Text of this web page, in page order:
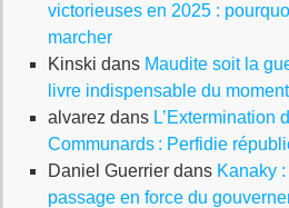
victorieuses en 2025 :
marcher
Kinski dans Maudite soit la
livre indispensable du moment
alvarez dans L’Extermination
Communards : Perfidie
Daniel Guerrier dans Kanaky
passage en force du